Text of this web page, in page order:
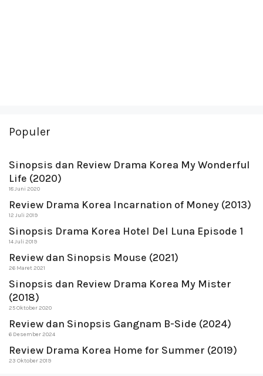
Populer
Sinopsis dan Review Drama Korea My Wonderful
Life (2020)
18 Juni 2020
Review Drama Korea Incarnation of Money (2013)
12 Juli 2019
Sinopsis Drama Korea Hotel Del Luna Episode 1
14 Juli 2019
Review dan Sinopsis Mouse (2021)
26 Maret 2021
Sinopsis dan Review Drama Korea My Mister
(2018)
25 Oktober 2020
Review dan Sinopsis Gangnam B-Side (2024)
6 Desember 2024
Review Drama Korea Home for Summer (2019)
23 Oktober 2019